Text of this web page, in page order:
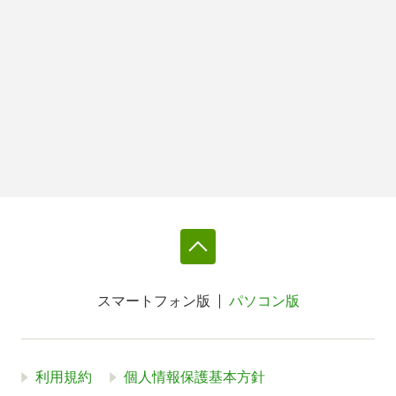
スマートフォン版 パソコン版
利用規約 個人情報保護基本方針